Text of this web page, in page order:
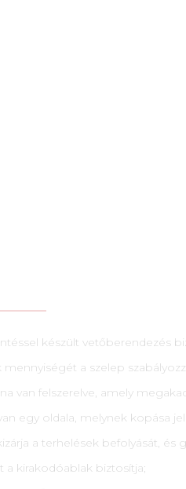
van felszerelve, amely
egy oldala, melynek kopása
a terhelések befolyását, és
kirakodóablak biztosítja;
lehetővé teszik a magelosztás
gördülőcsapágyakra fokozott